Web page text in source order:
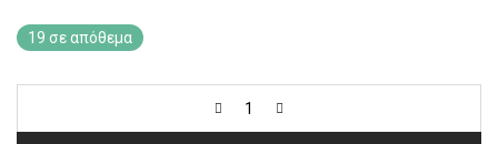
19 σε απόθεμα